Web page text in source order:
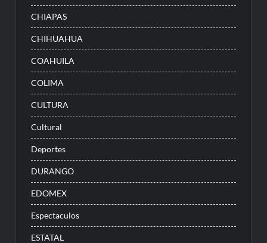
CHIAPAS
CHIHUAHUA
COAHUILA
COLIMA
CULTURA
Cultural
Deportes
DURANGO
EDOMEX
Espectaculos
ESTATAL